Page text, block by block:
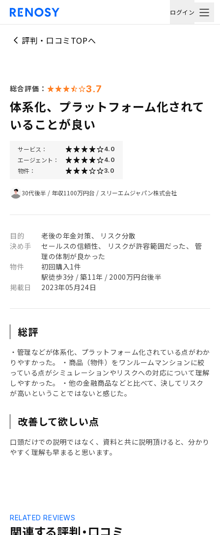
ログイン
評判・口コミTOPへ
総合評価： 3.7
体系化、プラットフォーム化されて
いることが良い
サービス： 4.0
エージェント： 4.0
物件： 3.0
30代後半 / 年収1100万円台 / スリーエムジャパン株式会社
目的
老後の年金対策、 リスク分散
決め手
セールスの信頼性、 リスクが許容範囲だった、 管
理の体制が良かった
物件
初回購入1件
駅徒歩3分 / 築11年 / 2000万円台後半
掲載日
2023年05月24日
総評
・管理などが体系化、プラットフォーム化されている点がわか
りやすかった。 ・商品（物件）をワンルームマンションに絞
っている点がシミュレーションやリスクへの対応について理解
しやすかった。 ・他の金融商品などと比べて、決してリスク
が高いということではないと感じた。
改善して欲しい点
口頭だけでの説明ではなく、資料と共に説明頂けると、分かり
やすく理解も早まると思います。
関連する評判・口コミ
RELATED REVIEWS